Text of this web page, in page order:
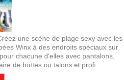
une scène de plage sexy avec les
Winx à des endroits spéciaux sur
chacune d'elles avec pantalons,
de bottes ou talons et profi...